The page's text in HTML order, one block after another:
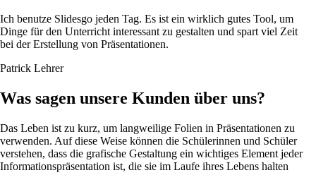
Ich benutze Slidesgo jeden Tag. Es ist ein wirklich gutes Tool, um
Dinge für den Unterricht interessant zu gestalten und spart viel Zeit
bei der Erstellung von Präsentationen.
Patrick Lehrer
Was sagen unsere Kunden über uns?
Das Leben ist zu kurz, um langweilige Folien in Präsentationen zu
verwenden. Auf diese Weise können die Schülerinnen und Schüler
verstehen, dass die grafische Gestaltung ein wichtiges Element jeder
Informationspräsentation ist, die sie im Laufe ihres Lebens halten